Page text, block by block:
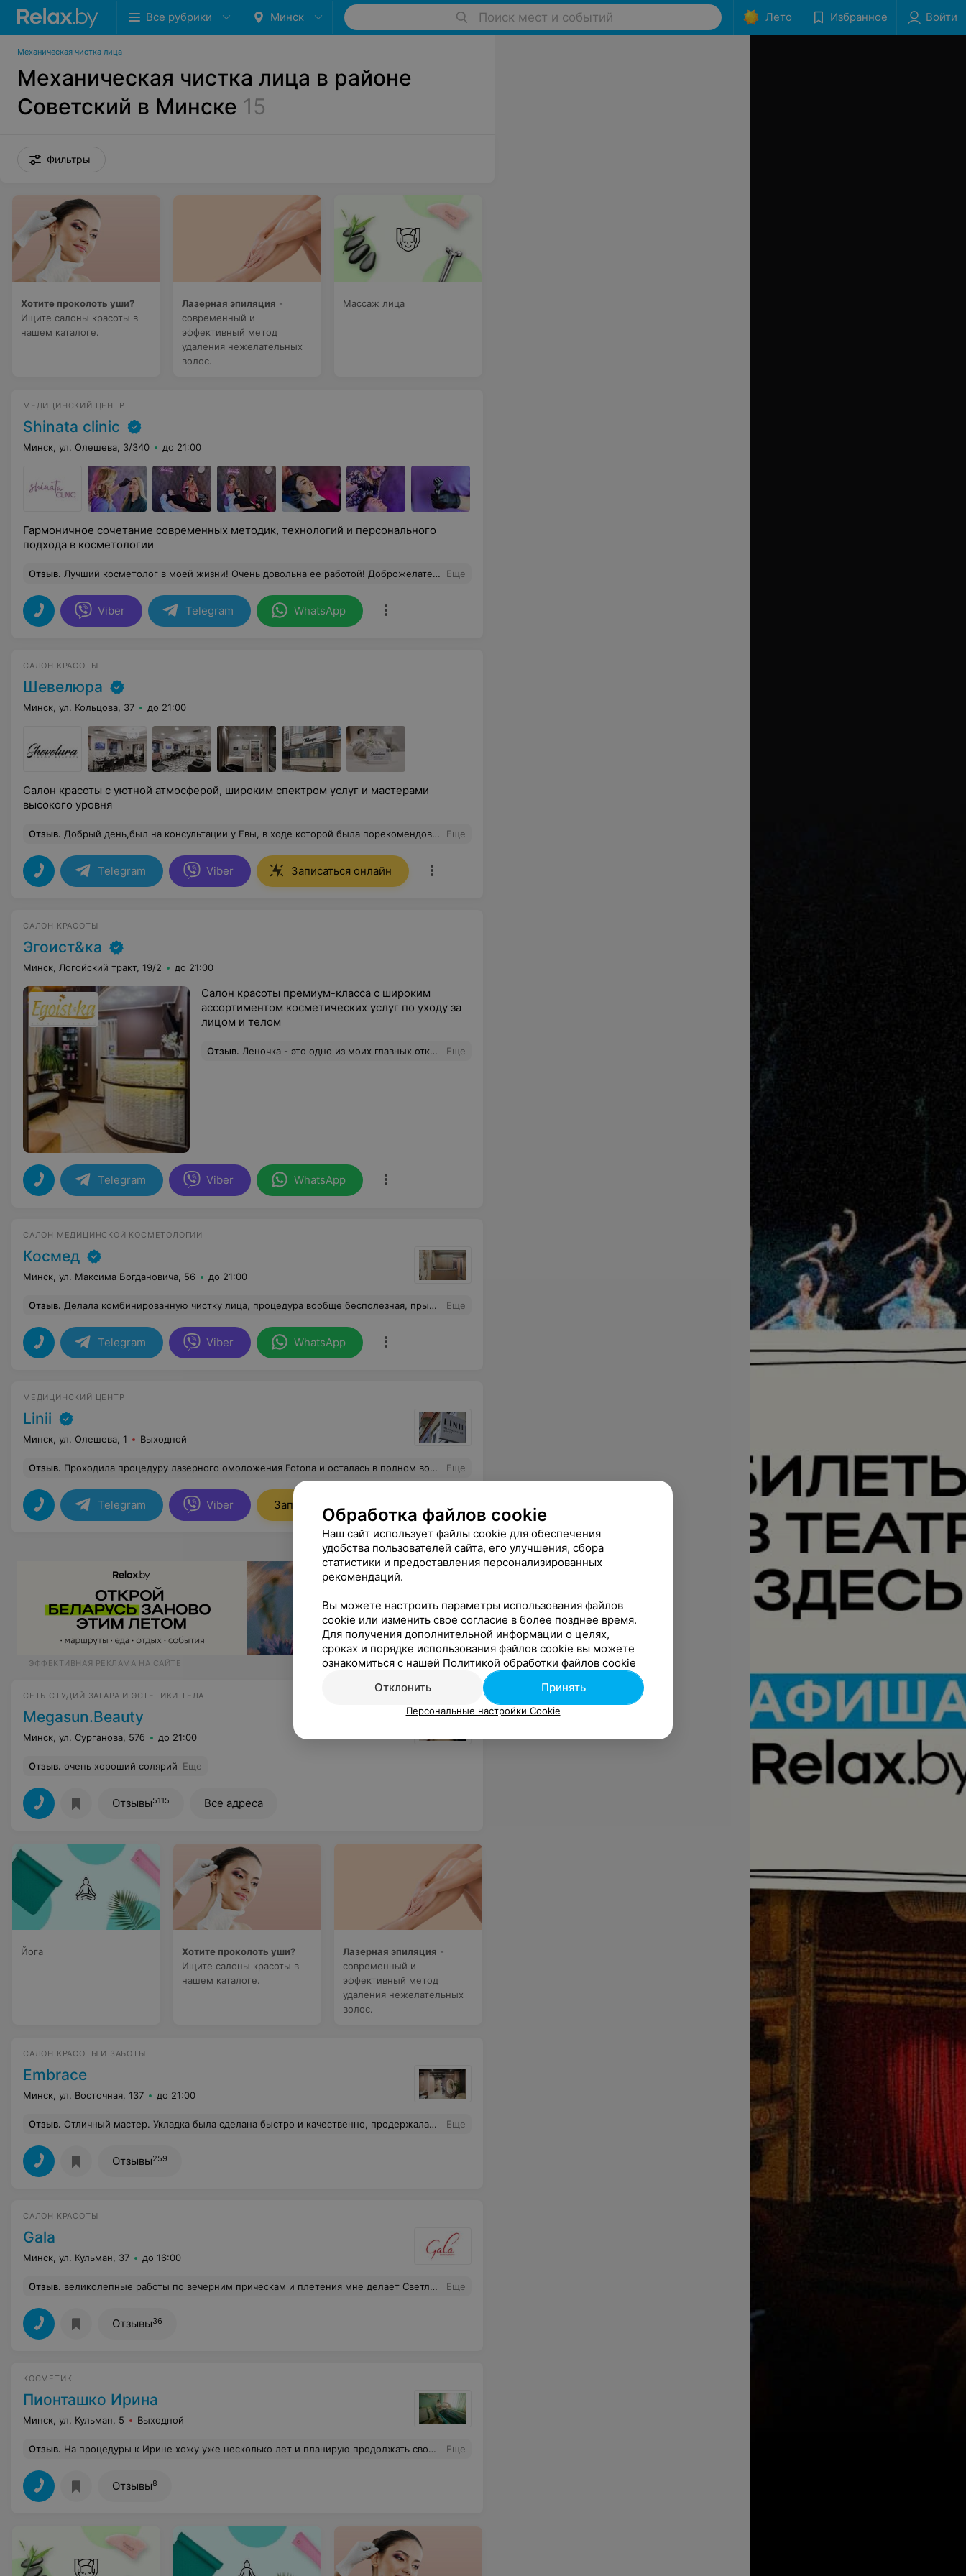
Все рубрики Минск Поиск мест и событий Лето Избранное Войти
Механическая чистка лица
Механическая чистка лица в районе
Советский в Минске 15
Фильтры
Хотите проколоть уши?
Ищите салоны красоты в
нашем каталоге.
Лазерная эпиляция -
современный и
эффективный метод
удаления нежелательных
волос.
Массаж лица
МЕДИЦИНСКИЙ ЦЕНТР
Shinata clinic
Минск, ул. Олешева, 3/340 до 21:00
Гармоничное сочетание современных методик, технологий и персонального
подхода в косметологии
Отзыв. Лучший косметолог в моей жизни! Очень довольна ее работой! Доброжелательная и комфортная атмосфера! Потрясающий видимый результат! Еще
Viber Telegram WhatsApp
САЛОН КРАСОТЫ
Шевелюра
Минск, ул. Кольцова, 37 до 21:00
Салон красоты с уютной атмосферой, широким спектром услуг и мастерами
высокого уровня
Отзыв. Добрый день,был на консультации у Евы, в ходе которой была порекомендована чистка лица. Работа мастера понравилась, выполнялась аккуратно и безболезненно, результатом был доволен, краснота лица прошла на следующий. В салоне приятная атмосфера,хорошая музыка . Всем остался доволен, спасибо! Еще
Telegram Viber Записаться онлайн
САЛОН КРАСОТЫ
Эгоист&ка
Минск, Логойский тракт, 19/2 до 21:00
Салон красоты премиум-класса с широким
ассортиментом косметических услуг по уходу за
лицом и телом
Отзыв. Леночка - это одно из моих главных открытий этого года. Обожаю её. Она молодец! Еще
Telegram Viber WhatsApp
САЛОН МЕДИЦИНСКОЙ КОСМЕТОЛОГИИ
Космед
Минск, ул. Максима Богдановича, 56 до 21:00
Отзыв. Делала комбинированную чистку лица, процедура вообще бесполезная, прыщи были в тот же день, а поры через 3 дня. Просила проработать подбородок, зону вообще не чистили. Хочу чтобы мне вернули все потраченные деньги Еще
Telegram Viber WhatsApp
МЕДИЦИНСКИЙ ЦЕНТР
Linii
Минск, ул. Олешева, 1 Выходной
Отзыв. Проходила процедуру лазерного омоложения Fotona и осталась в полном восторге. Доктор Юлия Кондрашонок настоящий профессионал! Очень чуткая, внимательная, подробно объяснила каждый этап процедуры и настроила параметры лазера так, что все прошло максимально комфортно. Отдельное спасибо администратору на ресепшене. Очень приятная и приветливая девушка! Встретила с искренней улыбкой, быстро всё оформила и предложила чашечку вкусного чая. Такая забота и уютная атмосфера отлично расслабляют перед процедурой. Обязательно вернусь к вам снова! Еще
Telegram Viber Записаться
ЭФФЕКТИВНАЯ РЕКЛАМА НА САЙТЕ
СЕТЬ СТУДИЙ ЗАГАРА И ЭСТЕТИКИ ТЕЛА
Megasun.Beauty
Минск, ул. Сурганова, 57б до 21:00
Отзыв. очень хороший солярий Еще
Отзывы5115 Все адреса
Йога
Хотите проколоть уши?
Ищите салоны красоты в
нашем каталоге.
Лазерная эпиляция -
современный и
эффективный метод
удаления нежелательных
волос.
САЛОН КРАСОТЫ И ЗАБОТЫ
Embrace
Минск, ул. Восточная, 137 до 21:00
Отзыв. Отличный мастер. Укладка была сделана быстро и качественно, продержалась и на следующий день. Спасибо Еще
Отзывы259
САЛОН КРАСОТЫ
Gala
Минск, ул. Кульман, 37 до 16:00
Отзыв. великолепные работы по вечерним прическам и плетения мне делает Светлана. У нее золотые ручки! Еще
Отзывы36
КОСМЕТИК
Пионташко Ирина
Минск, ул. Кульман, 5 Выходной
Отзыв. На процедуры к Ирине хожу уже несколько лет и планирую продолжать свои посещения :-) Мне нравится, что Ирина действительно мастер своего дела, который всегда поможет решить ту проблему, с которой ты к ней обращаешься. Например, у меня после посещений намного улучшилось состояние лица: сузились поры, стал менее заметен шрам на щеке (который у меня с детства), ушло ощущение стянутости кожи, уменьшилось проявление морщинок. Также Ирина всегда подробно объясняет, подходит или не подходит та или иная процедура к твоему типу кожи и насколько она будет действенна (или нет) при определенной проблеме. Для меня это важно и ценно, поскольку говорит об уважении косметолога к своим клиентам. Рекомендую этого мастера, и удачи ей! Еще
Отзывы8
Обработка файлов cookie
Наш сайт использует файлы cookie для обеспечения
удобства пользователей сайта, его улучшения, сбора
статистики и предоставления персонализированных
рекомендаций.
Вы можете настроить параметры использования файлов
cookie или изменить свое согласие в более позднее время.
Для получения дополнительной информации о целях,
сроках и порядке использования файлов cookie вы можете
ознакомиться с нашей Политикой обработки файлов cookie
Отклонить
Принять
Персональные настройки Cookie